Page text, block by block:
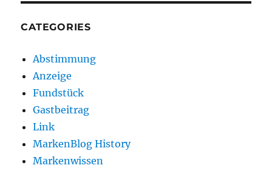
CATEGORIES
Abstimmung
Anzeige
Fundstück
Gastbeitrag
Link
MarkenBlog History
Markenwissen